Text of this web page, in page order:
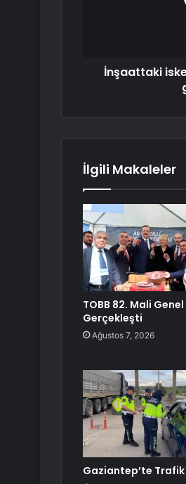
İnşaattaki
İlgili Makaleler
TOBB 82. Mali
Gerçekleşti
Ağustos 7, 2026
Gaziantep’te